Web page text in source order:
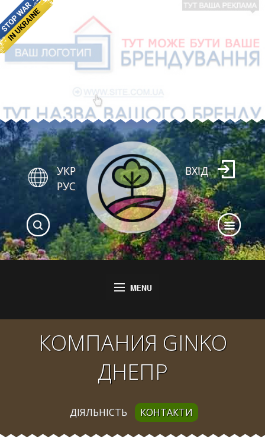
УКР
РУС
ВХІД
КОМПАНИЯ GINKO
ДНЕПР
ДІЯЛЬНІСТЬ КОНТАКТИ